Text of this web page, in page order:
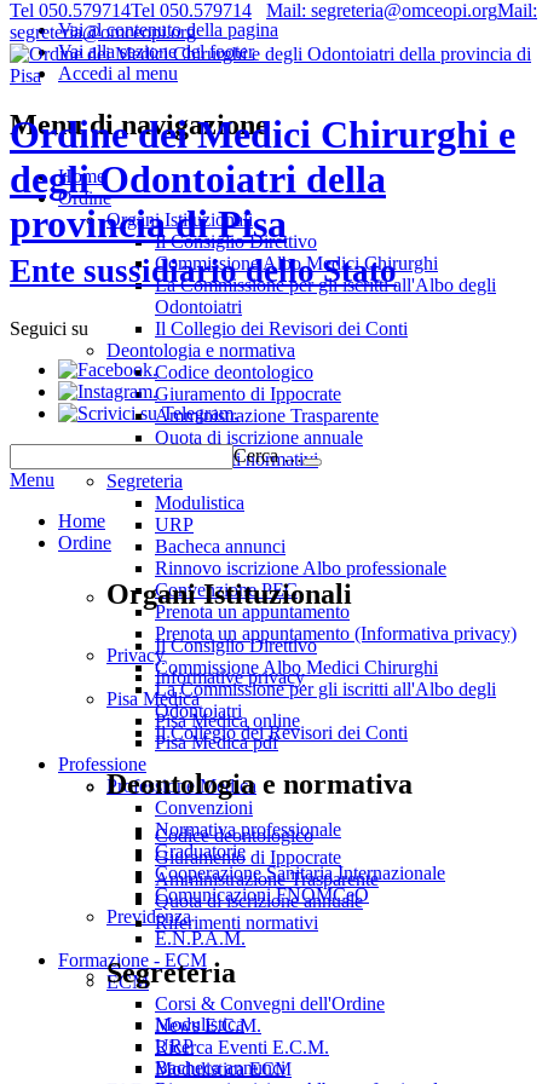
Vai al contenuto della pagina
Vai alla sezione del footer
Accedi al menu
Tel 050.579714Tel 050.579714 Mail: segreteria@omceopi.orgMail:
segreteria@omceopi.org
Ordine dei Medici Chirurghi e
degli Odontoiatri della
provincia di Pisa
Ente sussidiario dello Stato
Seguici su
.
.
.
Cerca …
Menu
Home
Ordine
Organi Istituzionali
Il Consiglio Direttivo
Commissione Albo Medici Chirurghi
La Commissione per gli iscritti all'Albo degli
Odontoiatri
Il Collegio dei Revisori dei Conti
Deontologia e normativa
Codice deontologico
Giuramento di Ippocrate
Amministrazione Trasparente
Quota di iscrizione annuale
Riferimenti normativi
Segreteria
Modulistica
URP
Bacheca annunci
Menu di navigazione
Home
Ordine
Organi Istituzionali
Il Consiglio Direttivo
Commissione Albo Medici Chirurghi
La Commissione per gli iscritti all'Albo degli
Odontoiatri
Il Collegio dei Revisori dei Conti
Deontologia e normativa
Codice deontologico
Giuramento di Ippocrate
Amministrazione Trasparente
Quota di iscrizione annuale
Riferimenti normativi
Segreteria
Modulistica
URP
Bacheca annunci
Rinnovo iscrizione Albo professionale
Convenzione PEC
Prenota un appuntamento
Prenota un appuntamento (Informativa privacy)
Privacy
Informative privacy
Pisa Medica
Pisa Medica online
Pisa Medica pdf
Professione
Professione Medica
Convenzioni
Normativa professionale
Graduatorie
Cooperazione Sanitaria Internazionale
Comunicazioni FNOMCeO
Previdenza
E.N.P.A.M.
Formazione - ECM
ECM
Corsi & Convegni dell'Ordine
News E.C.M.
Ricerca Eventi E.C.M.
Modulistica ECM